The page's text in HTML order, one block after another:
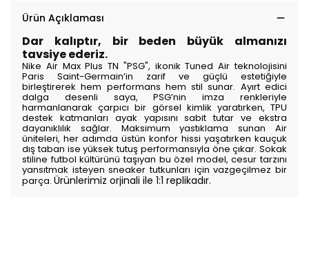
Ürün Açıklaması
Dar kalıptır, bir beden büyük almanızı
tavsiye ederiz.
Nike Air Max Plus TN "PSG", ikonik Tuned Air teknolojisini
Paris Saint-Germain’in zarif ve güçlü estetiğiyle
birleştirerek hem performans hem stil sunar. Ayırt edici
dalga desenli saya, PSG’nin imza renkleriyle
harmanlanarak çarpıcı bir görsel kimlik yaratırken, TPU
destek katmanları ayak yapısını sabit tutar ve ekstra
dayanıklılık sağlar. Maksimum yastıklama sunan Air
üniteleri, her adımda üstün konfor hissi yaşatırken kauçuk
dış taban ise yüksek tutuş performansıyla öne çıkar. Sokak
stiline futbol kültürünü taşıyan bu özel model, cesur tarzını
yansıtmak isteyen sneaker tutkunları için vazgeçilmez bir
parça. Ürünlerimiz orjinali ile 1:1 replikadır.